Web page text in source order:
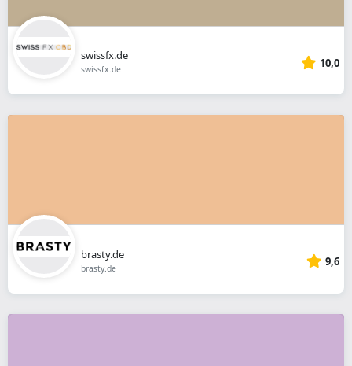
swissfx.de
swissfx.de 10,0
brasty.de
brasty.de 9,6